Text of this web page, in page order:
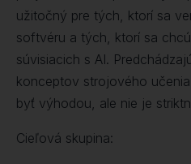
užitočný pre tých, ktorí sa
softvéru a tých, ktorí sa
súvisiacich s AI.
konceptov strojového
byť výhodou, ale nie je
Cieľová skupina: